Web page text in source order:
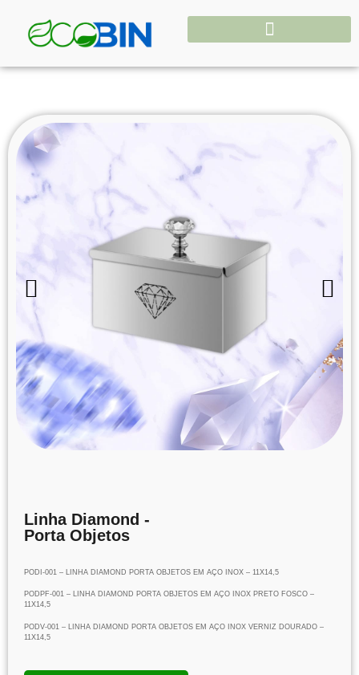
Linha Diamond -
Porta Objetos
PODI-001 – LINHA DIAMOND PORTA OBJETOS EM AÇO INOX – 11X14,5
PODPF-001 – LINHA DIAMOND PORTA OBJETOS EM AÇO INOX PRETO FOSCO –
11X14,5
PODV-001 – LINHA DIAMOND PORTA OBJETOS EM AÇO INOX VERNIZ DOURADO –
11X14,5